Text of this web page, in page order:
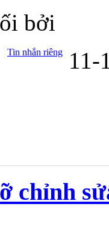
bởi
Tin nhắn riêng 11-
chỉnh